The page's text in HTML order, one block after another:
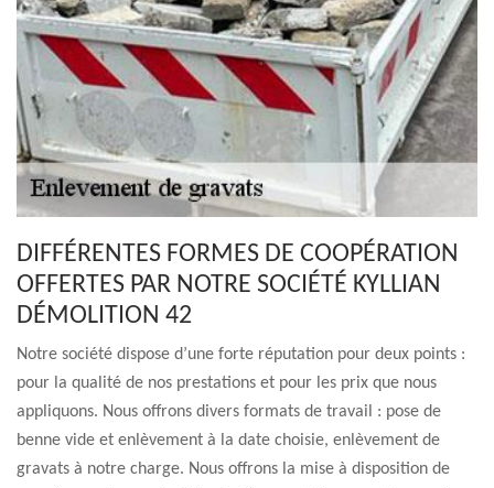
DIFFÉRENTES FORMES DE COOPÉRATION
OFFERTES PAR NOTRE SOCIÉTÉ KYLLIAN
DÉMOLITION 42
Notre société dispose d’une forte réputation pour deux points :
pour la qualité de nos prestations et pour les prix que nous
appliquons. Nous offrons divers formats de travail : pose de
benne vide et enlèvement à la date choisie, enlèvement de
gravats à notre charge. Nous offrons la mise à disposition de